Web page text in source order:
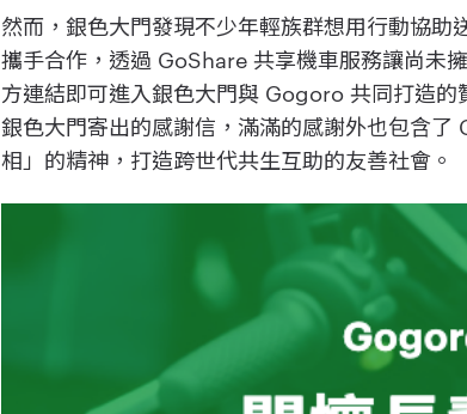
然而，銀色大門發現不少年輕族群想用行動協
攜手合作，透過 GoShare 共享機車服務讓尚未
方連結即可進入銀色大門與 Gogoro 共同打造
銀色大門寄出的感謝信，滿滿的感謝外也包含
相」的精神，打造跨世代共生互助的友善社會。